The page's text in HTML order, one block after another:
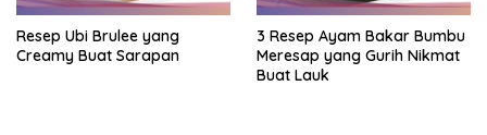
Resep Ubi Brulee yang
Creamy Buat Sarapan
3 Resep Ayam Bakar Bumbu
Meresap yang Gurih Nikmat
Buat Lauk